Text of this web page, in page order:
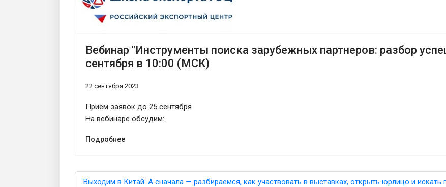
Вебинар "Инструменты поиска зарубежных партнеров: разбор
сентября в 10:00 (МСК)
22 сентября 2023
Приём заявок до 25 сентября
На вебинаре обсудим:
Подробнее
Выходим в Китай. А сначала — разбираемся, как участвовать в выставках, открыть юрлицо и искать